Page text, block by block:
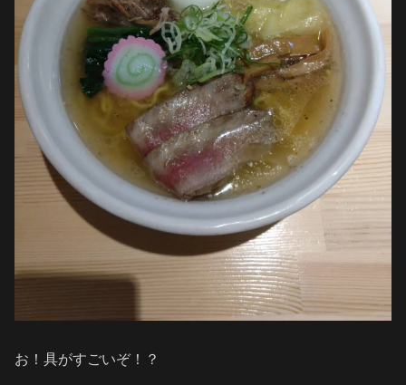
お！具がすごいぞ！？